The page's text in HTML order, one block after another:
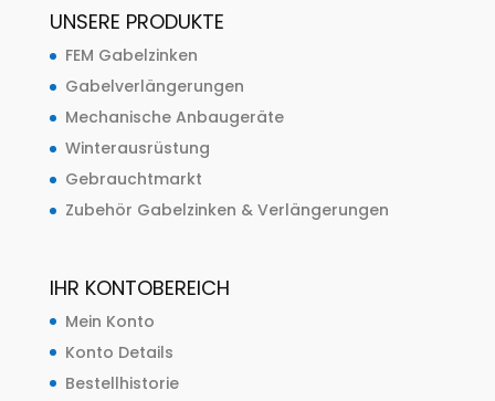
UNSERE PRODUKTE
FEM Gabelzinken
Gabelverlängerungen
Mechanische Anbaugeräte
Winterausrüstung
Gebrauchtmarkt
Zubehör Gabelzinken & Verlängerungen
IHR KONTOBEREICH
Mein Konto
Konto Details
Bestellhistorie